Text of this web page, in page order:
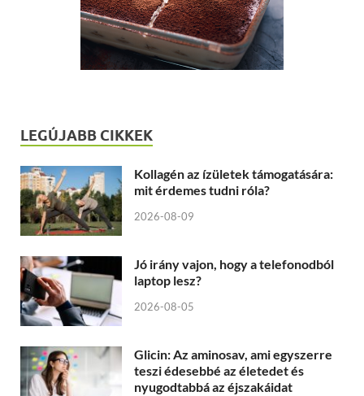
LEGÚJABB CIKKEK
Kollagén az ízületek támogatására:
mit érdemes tudni róla?
2026-08-09
Jó irány vajon, hogy a telefonodból
laptop lesz?
2026-08-05
Glicin: Az aminosav, ami egyszerre
teszi édesebbé az életedet és
nyugodtabbá az éjszakáidat